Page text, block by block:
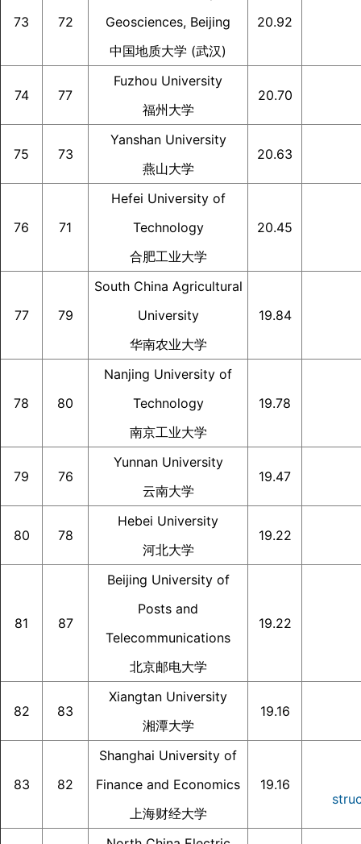
73 72
Geosciences, Beijing
中国地质大学 (武汉)
20.92
74 77
Fuzhou University
福州大学
20.70
75 73
Yanshan University
燕山大学
20.63
76 71
Hefei University of
Technology
合肥工业大学
20.45
77 79
South China Agricultural
University
华南农业大学
19.84
78 80
Nanjing University of
Technology
南京工业大学
19.78
79 76
Yunnan University
云南大学
19.47
80 78
Hebei University
河北大学
19.22
81 87
Beijing University of
Posts and
Telecommunications
北京邮电大学
19.22
82 83
Xiangtan University
湘潭大学
19.16
83 82
Shanghai University of
Finance and Economics
上海财经大学
19.16